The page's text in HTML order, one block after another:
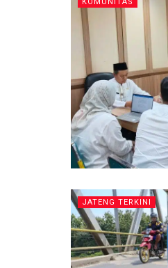
KOMUNITAS
JATENG TERKINI